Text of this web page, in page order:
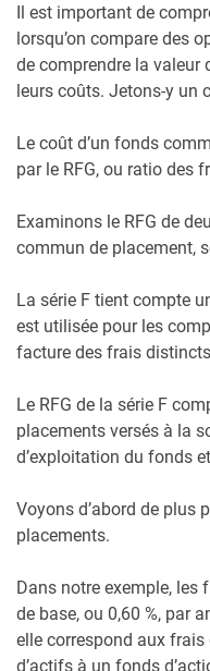
Il est important de
lorsqu’on compare des
de comprendre la valeur
leurs coûts. Jetons-y un
Le coût d’un fonds
par le RFG, ou ratio des
Examinons le RFG de
commun de placement,
La série F tient compte
est utilisée pour les
facture des frais
Le RFG de la série F
placements versés à la
d’exploitation du fonds
Voyons d’abord de plus
placements.
Dans notre exemple, les
de base, ou 0,60 %, par
elle correspond aux frais
d’actifs à un fonds